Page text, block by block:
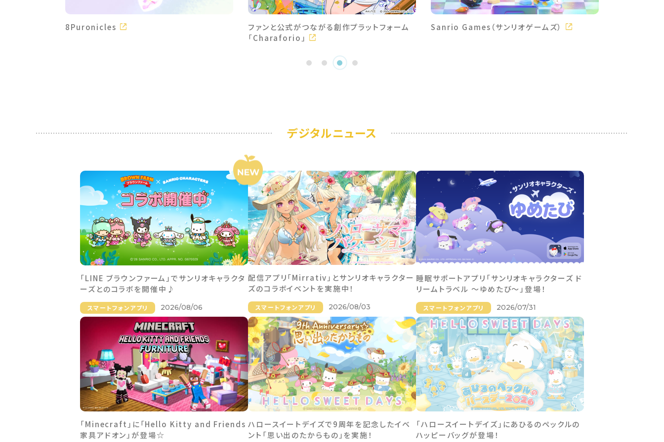
8Puronicles
ファンと公式がつながる創作プラットフォーム
「Charaforio」
Sanrio Games（サンリオゲームズ）
デジタルニュース
「LINE ブラウンファーム」でサンリオキャラクタ
ーズとのコラボを開催中♪
スマートフォンアプリ 2026/08/06
配信アプリ「Mirrativ」とサンリオキャラクター
ズのコラボイベントを実施中！
スマートフォンアプリ 2026/08/03
睡眠サポートアプリ「サンリオキャラクターズ ド
リームトラベル 〜ゆめたび〜」登場！
スマートフォンアプリ 2026/07/31
「Minecraft」に「Hello Kitty and Friends
家具アドオン」が登場☆
ハロースイートデイズで9周年を記念したイベ
ント「思い出のたからもの」を実施！
「ハロースイートデイズ」にあひるのペックルの
ハッピーバッグが登場！